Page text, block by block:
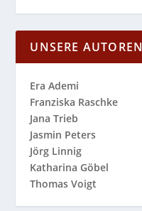
UNSERE AUTOREN
Era Ademi
Franziska Raschke
Jana Trieb
Jasmin Peters
Jörg Linnig
Katharina Göbel
Thomas Voigt